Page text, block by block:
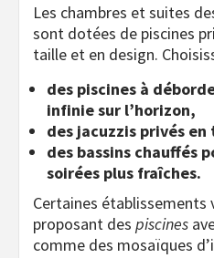
Les chambres et suites
sont dotées de piscines
taille et en design.
des piscines à
infinie sur l’horizon,
des jacuzzis privés en
des bassins chauffés
soirées plus fraîches.
Certaines établissements
proposant des piscines
comme des mosaïques